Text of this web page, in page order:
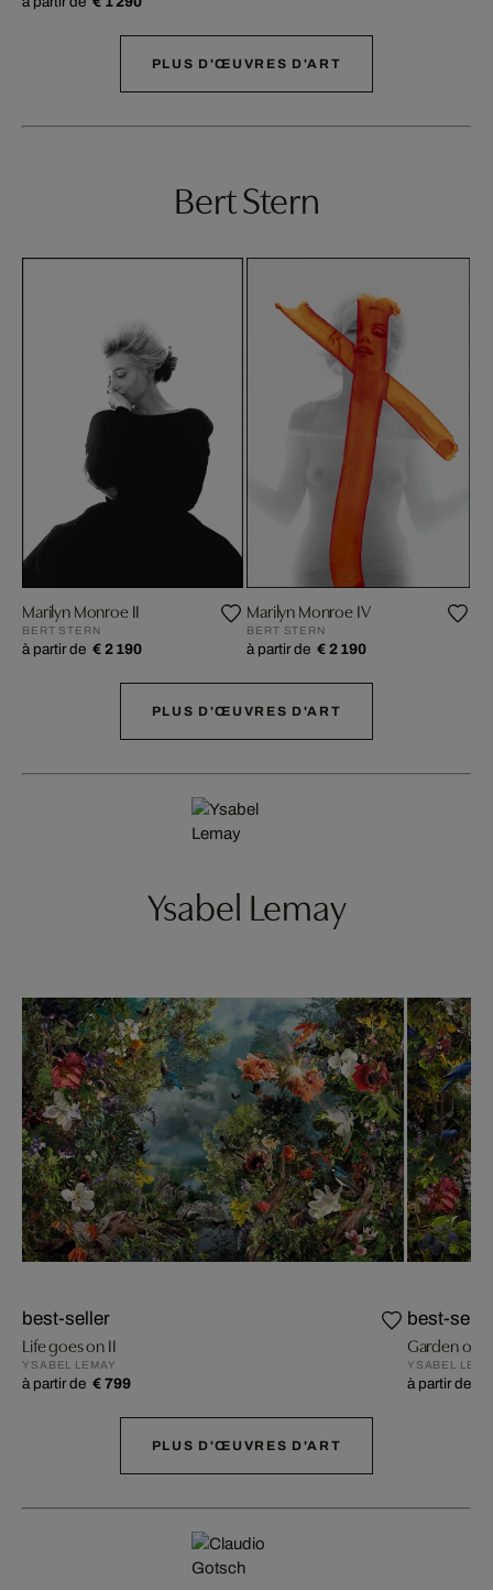
PLUS D'ŒUVRES D'ART
Bert Stern
Marilyn Monroe II
BERT STERN
à partir de € 2 190
Marilyn Monroe IV
BERT STERN
à partir de € 2 190
PLUS D'ŒUVRES D'ART
Ysabel Lemay
best-seller
Life goes on II
YSABEL LEMAY
à partir de € 799
best-
Garden of
YSABEL
à partir de
PLUS D'ŒUVRES D'ART